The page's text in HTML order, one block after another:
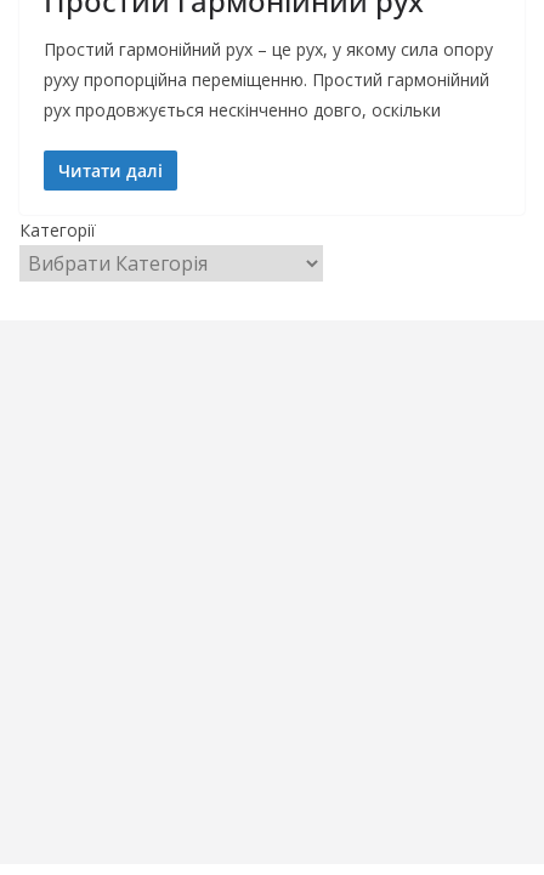
Простий гармонійний рух – це рух, у якому сила опору
руху пропорційна переміщенню. Простий гармонійний
рух продовжується нескінченно довго, оскільки
Читати далі
Категорії